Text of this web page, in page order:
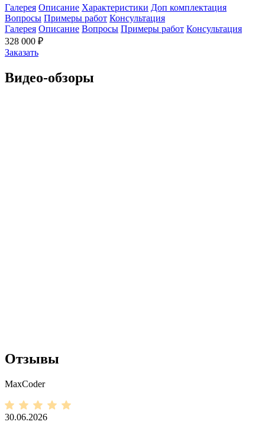
Галерея Описание Характеристики Доп комплектация
Вопросы Примеры работ Консультация
Галерея Описание Вопросы Примеры работ Консультация
328 000 ₽
Заказать
Видео-обзоры
Отзывы
MaxCoder
30.06.2026